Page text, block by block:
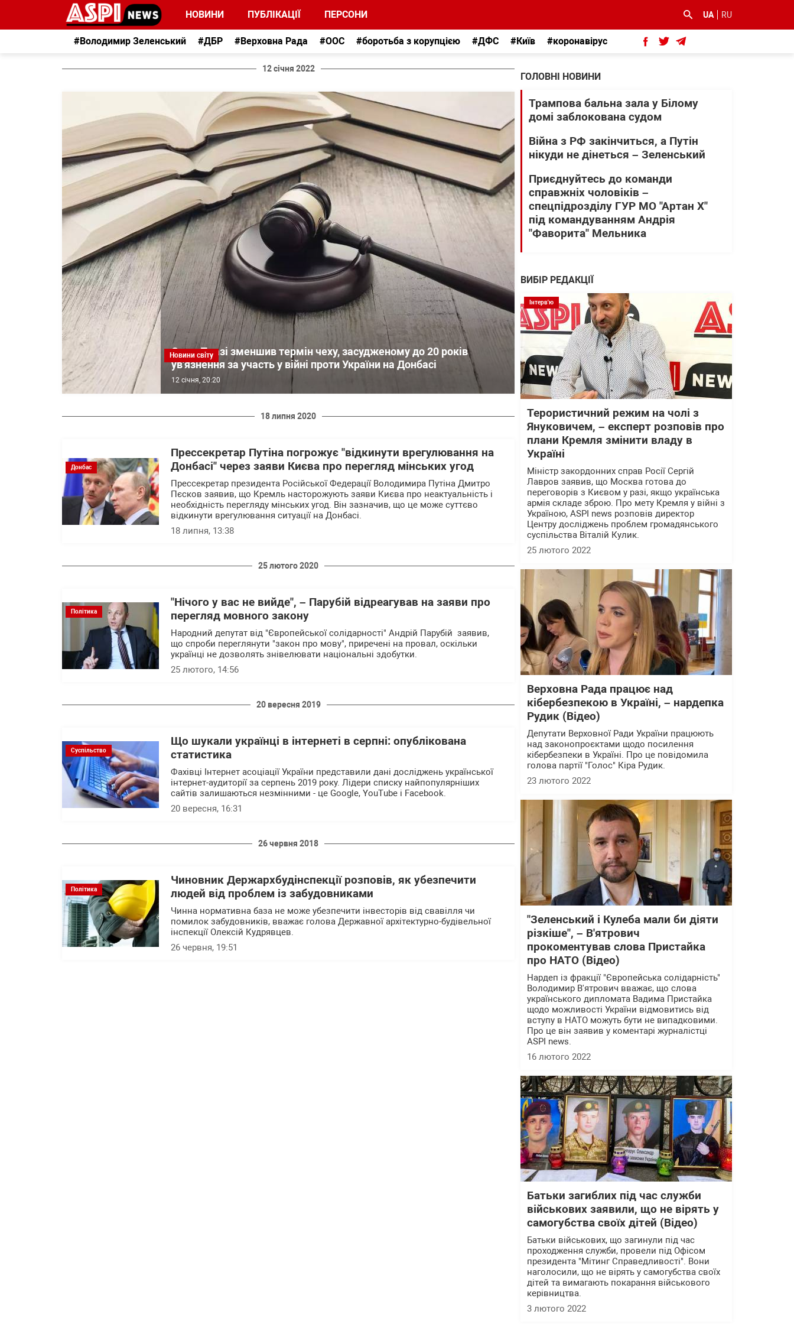
НОВИНИ ПУБЛІКАЦІЇ ПЕРСОНИ UA RU
#Володимир Зеленський #ДБР #Верховна Рада #ООС #боротьба з корупцією #ДФС #Київ #коронавірус
12 січня 2022
Новини світу
Суд в Празі зменшив термін чеху, засудженому до 20 років
ув'язнення за участь у війні проти України на Донбасі
12 січня, 20:20
18 липня 2020
Донбас
Прессекретар Путіна погрожує "відкинути врегулювання на
Донбасі" через заяви Києва про перегляд мінських угод
Прессекретар президента Російської Федерації Володимира Путіна Дмитро
Пєсков заявив, що Кремль насторожують заяви Києва про неактуальність і
необхідність перегляду мінських угод. Він зазначив, що це може суттєво
відкинути врегулювання ситуації на Донбасі.
18 липня, 13:38
25 лютого 2020
Політика
"Нічого у вас не вийде", – Парубій відреагував на заяви про
перегляд мовного закону
Народний депутат від "Європейської солідарності" Андрій Парубій заявив,
що спроби переглянути "закон про мову", приречені на провал, оскільки
українці не дозволять знівелювати національні здобутки.
25 лютого, 14:56
20 вересня 2019
Суспільство
Що шукали українці в інтернеті в серпні: опублікована
статистика
Фахівці Інтернет асоціації України представили дані досліджень української
інтернет-аудиторії за серпень 2019 року. Лідери списку найпопулярніших
сайтів залишаються незмінними - це Google, YouTube і Facebook.
20 вересня, 16:31
26 червня 2018
Політика
Чиновник Держархбудінспекції розповів, як убезпечити
людей від проблем із забудовниками
Чинна нормативна база не може убезпечити інвесторів від свавілля чи
помилок забудовників, вважає голова Державної архітектурно-будівельної
інспекції Олексій Кудрявцев.
26 червня, 19:51
ГОЛОВНІ НОВИНИ
Трампова бальна зала у Білому
домі заблокована судом
Війна з РФ закінчиться, а Путін
нікуди не дінеться – Зеленський
Приєднуйтесь до команди
справжніх чоловіків –
спецпідрозділу ГУР МО "Артан Х"
під командуванням Андрія
"Фаворита" Мельника
ВИБІР РЕДАКЦІЇ
Інтерв'ю
Терористичний режим на чолі з
Януковичем, – експерт розповів про
плани Кремля змінити владу в
Україні
Міністр закордонних справ Росії Сергій
Лавров заявив, що Москва готова до
переговорів з Києвом у разі, якщо українська
армія складе зброю. Про мету Кремля у війні з
Україною, ASPI news розповів директор
Центру досліджень проблем громадянського
суспільства Віталій Кулик.
25 лютого 2022
Верховна Рада працює над
кібербезпекою в Україні, – нардепка
Рудик (Відео)
Депутати Верховної Ради України працюють
над законопроєктами щодо посилення
кібербезпеки в Україні. Про це повідомила
голова партії "Голос" Кіра Рудик.
23 лютого 2022
"Зеленський і Кулеба мали би діяти
різкіше", – В'ятрович
прокоментував слова Пристайка
про НАТО (Відео)
Нардеп із фракції "Європейська солідарність"
Володимир В'ятрович вважає, що слова
українського дипломата Вадима Пристайка
щодо можливості України відмовитись від
вступу в НАТО можуть бути не випадковими.
Про це він заявив у коментарі журналістці
ASPI news.
16 лютого 2022
Батьки загиблих під час служби
військових заявили, що не вірять у
самогубства своїх дітей (Відео)
Батьки військових, що загинули під час
проходження служби, провели під Офісом
президента "Мітинг Справедливості". Вони
наголосили, що не вірять у самогубства своїх
дітей та вимагають покарання військового
керівництва.
3 лютого 2022